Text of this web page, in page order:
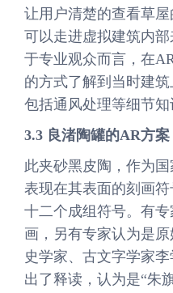
让用户清楚的查看草
可以走进虚拟建筑内
于专业观众而言，在
的方式了解到当时建
包括通风处理等细节知
3.3 良渚陶罐的AR方案
此夹砂黑皮陶，作为
表现在其表面的刻画
十二个成组符号。有
画，另有专家认为是
史学家、古文字学家
出了释读，认为是“朱